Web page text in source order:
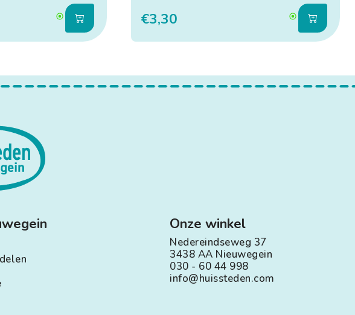
€3,30
Onze winkel
Nedereindseweg 37
3438 AA Nieuwegein
030 - 60 44 998
info@huissteden.com